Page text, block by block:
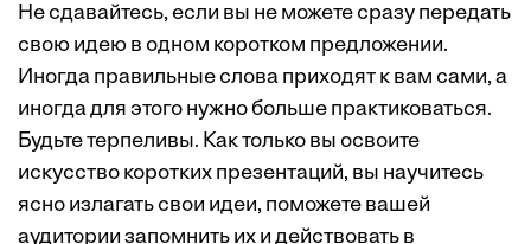
Не сдавайтесь, если вы не можете сразу передать
свою идею в одном коротком предложении.
Иногда правильные слова приходят к вам сами, а
иногда для этого нужно больше практиковаться.
Будьте терпеливы. Как только вы освоите
искусство коротких презентаций, вы научитесь
ясно излагать свои идеи, поможете вашей
аудитории запомнить их и действовать в